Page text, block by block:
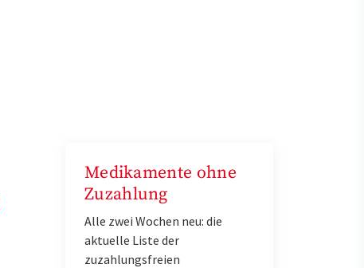
Medikamente ohne
Zuzahlung
Alle zwei Wochen neu: die
aktuelle Liste der
zuzahlungsfreien